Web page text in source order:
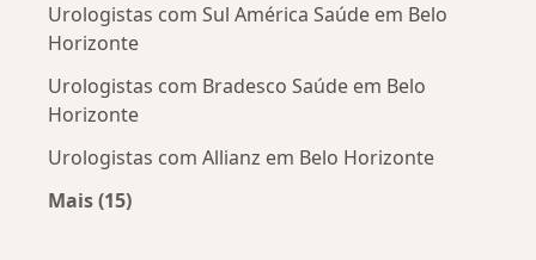
Urologistas com Sul América Saúde em Belo
Horizonte
Urologistas com Bradesco Saúde em Belo
Horizonte
Urologistas com Allianz em Belo Horizonte
Mais (15)